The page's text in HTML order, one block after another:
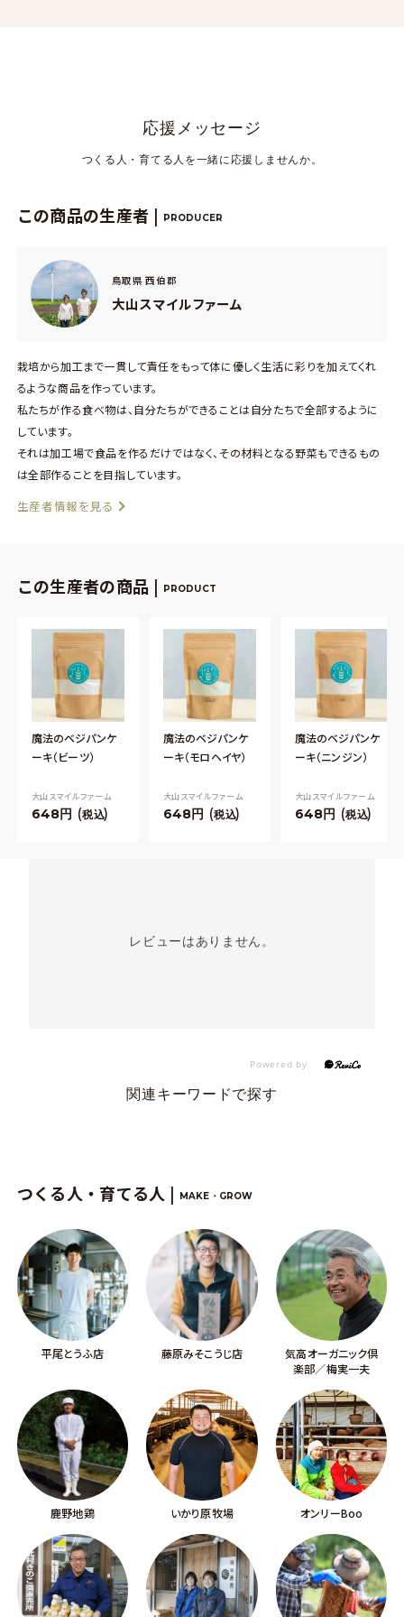
応援メッセージ
つくる人・育てる人を一緒に応援しませんか。
この商品の生産者 | PRODUCER
鳥取県 西伯郡
大山スマイルファーム
栽培から加工まで一貫して責任をもって体に優しく生活に彩りを加えてくれ
るような商品を作っています。
私たちが作る食べ物は、自分たちができることは自分たちで全部するように
しています。
それは加工場で食品を作るだけではなく、その材料となる野菜もできるもの
は全部作ることを目指しています。
生産者情報を見る
この生産者の商品 | PRODUCT
魔法のベジパンケ
ーキ（ビーツ）
大山スマイルファーム
648 税込
魔法のベジパンケ
ーキ（モロヘイヤ）
大山スマイルファーム
648 税込
魔法のベジパンケ
ーキ（ニンジン）
大山スマイルファーム
648 税込
レビューはありません。
関連キーワードで探す
つくる人・育てる人 | MAKE・GROW
平尾とうふ店 藤原みそこうじ店
気高オーガニック倶
楽部／梅実一夫
鹿野地鶏 いかり原牧場 オンリーBoo